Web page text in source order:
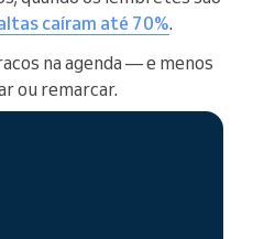
caíram até 70%.
na agenda — e menos
ou remarcar.